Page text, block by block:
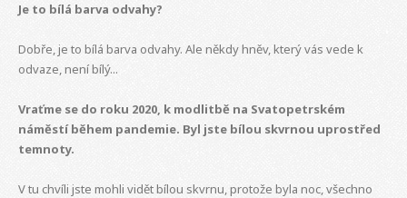
Je to bílá barva odvahy?
Dobře, je to bílá barva odvahy. Ale někdy hněv, který vás vede k
odvaze, není bílý...
Vraťme se do roku 2020, k modlitbě na Svatopetrském
náměstí během pandemie. Byl jste bílou skvrnou uprostřed
temnoty.
V tu chvíli jste mohli vidět bílou skvrnu, protože byla noc, všechno